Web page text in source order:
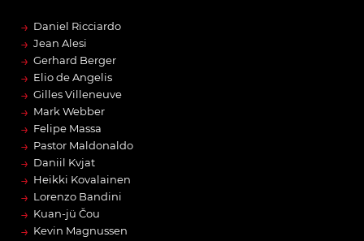
→ Daniel Ricciardo
→ Jean Alesi
→ Gerhard Berger
→ Elio de Angelis
→ Gilles Villeneuve
→ Mark Webber
→ Felipe Massa
→ Pastor Maldonaldo
→ Daniil Kvjat
→ Heikki Kovalainen
→ Lorenzo Bandini
→ Kuan-jü Čou
→ Kevin Magnussen